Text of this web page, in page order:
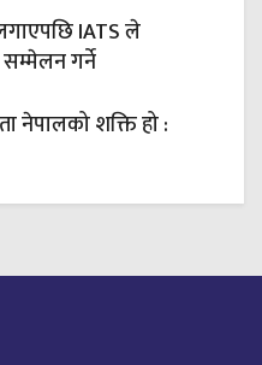
IATS ले
गर्ने
नेपालको शक्ति हो :